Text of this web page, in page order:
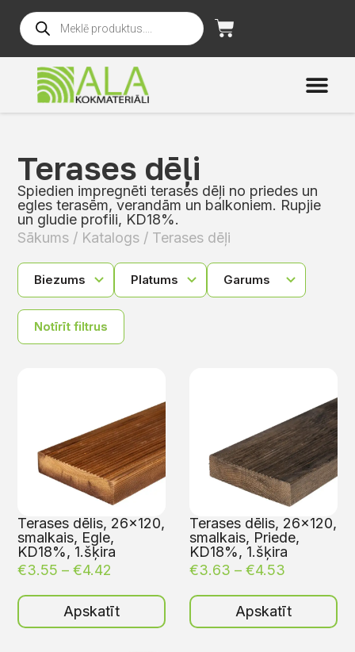
Terases dēļi
Spiedien impregnēti terases dēļi no priedes un
egles terasēm, verandām un balkoniem. Rupjie
un gludie profili, KD18%.
Sākums / Katalogs / Terases dēļi
Notīrīt filtrus
Terases dēlis, 26×120,
smalkais, Egle,
KD18%, 1.šķira
€3.55 – €4.42
Apskatīt
Terases dēlis, 26×120,
smalkais, Priede,
KD18%, 1.šķira
€3.63 – €4.53
Apskatīt